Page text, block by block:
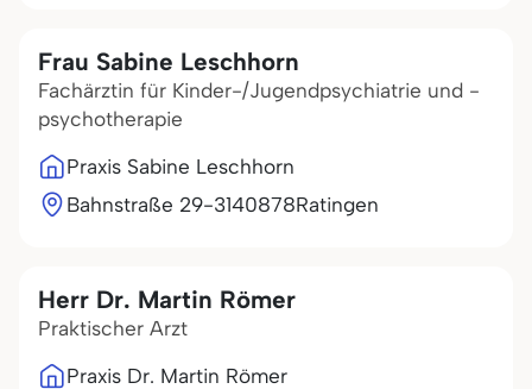
Frau Sabine Leschhorn
Fachärztin für Kinder-/Jugendpsychiatrie und -
psychotherapie
Praxis Sabine Leschhorn
Bahnstraße 29-3140878Ratingen
Herr Dr. Martin Römer
Praktischer Arzt
Praxis Dr. Martin Römer